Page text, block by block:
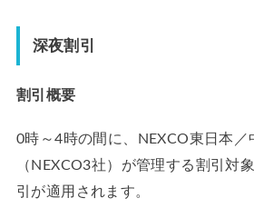
深夜割引
割引概要
0時～4時の間に、NEXCO東日本／
（NEXCO3社）が管理する割引対
引が適用されます。